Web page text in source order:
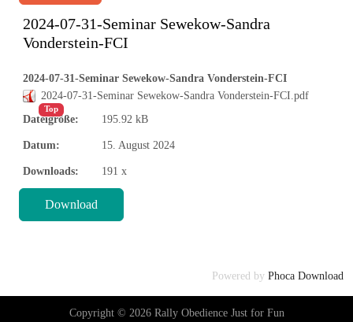
2024-07-31-Seminar Sewekow-Sandra
Vonderstein-FCI
2024-07-31-Seminar Sewekow-Sandra Vonderstein-FCI
2024-07-31-Seminar Sewekow-Sandra Vonderstein-FCI.pdf
Top
Dateigröße: 195.92 kB
Datum: 15. August 2024
Downloads: 191 x
Powered by Phoca Download
Copyright © 2026 Rally Obedience Just for Fun